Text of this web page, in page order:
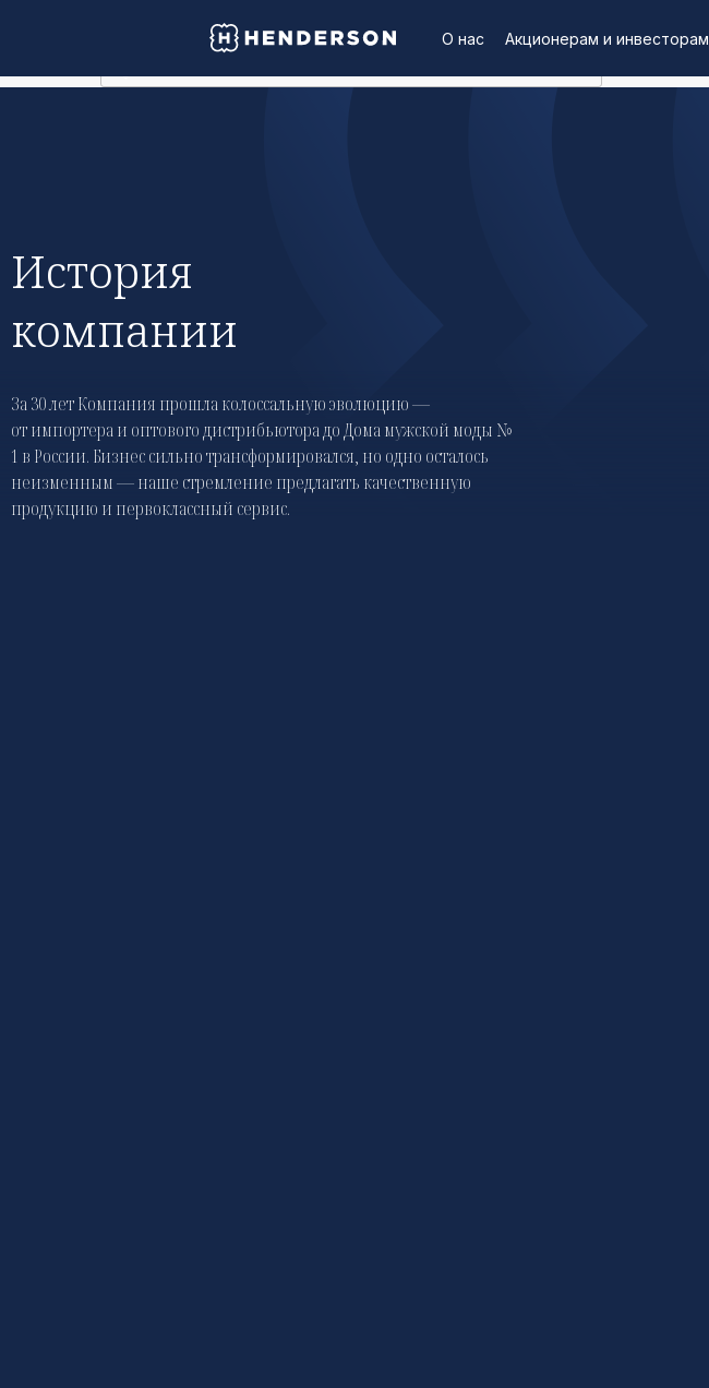
О нас Акционерам и инвесторам
История
компании
За 30 лет Компания прошла колоссальную эволюцию —
от импортера и оптового дистрибьютора до Дома мужской моды №
1 в России. Бизнес сильно трансформировался, но одно осталось
неизменным — наше стремление предлагать качественную
продукцию и первоклассный сервис.